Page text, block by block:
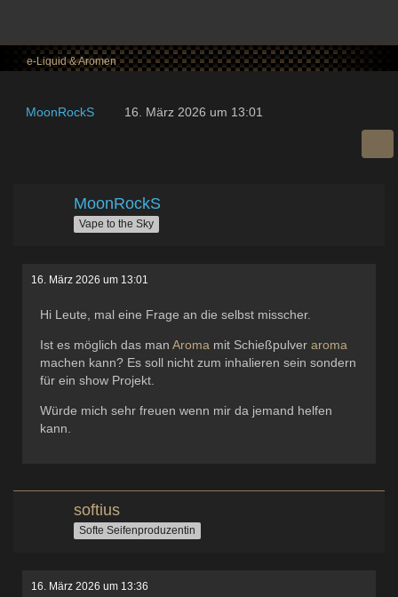
e-Liquid & Aromen
MoonRockS 16. März 2026 um 13:01
MoonRockS
Vape to the Sky
16. März 2026 um 13:01
Hi Leute, mal eine Frage an die selbst misscher.
Ist es möglich das man Aroma mit Schießpulver aroma
machen kann? Es soll nicht zum inhalieren sein sondern
für ein show Projekt.
Würde mich sehr freuen wenn mir da jemand helfen
kann.
softius
Softe Seifenproduzentin
16. März 2026 um 13:36